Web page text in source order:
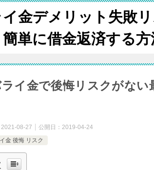
金デメリット失敗
簡単に借金返済する
イ金で後悔リスクがない
2021-08-27 公開日： 2019-04-24
金 後悔 リスク